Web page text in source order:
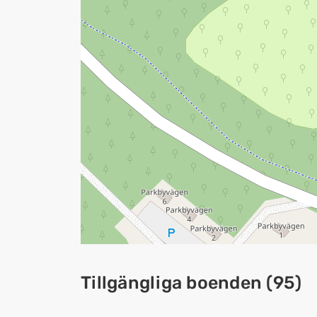
Tillgängliga boenden (95)